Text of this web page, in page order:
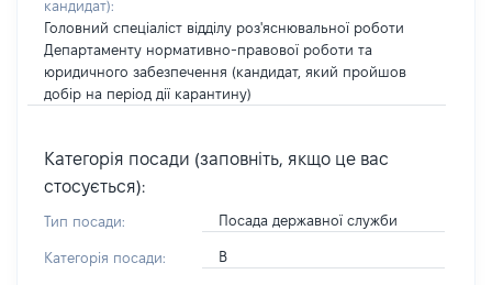
кандидат):
Головний спеціаліст відділу роз'яснювальної роботи
Департаменту нормативно-правової роботи та
юридичного забезпечення (кандидат, який пройшов
добір на період дії карантину)
Категорія посади (заповніть, якщо це вас
стосується):
Тип посади: Посада державної служби
Категорія посади: В